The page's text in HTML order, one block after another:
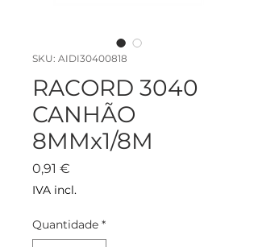
SKU: AIDI30400818
RACORD 3040
CANHÃO
8MMx1/8M
0,91 €
IVA incl.
Quantidade *